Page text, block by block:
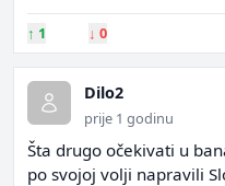
↑ 1 ↓ 0
Dilo2
prije 1 godinu
Šta drugo očekivati u
po svojoj volji napravili